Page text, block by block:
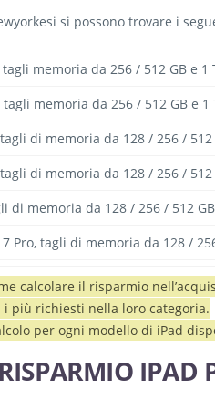
si possono trovare i
memoria da 256 / 512 GB e 1
memoria da 256 / 512 GB e 1
di memoria da 128 / 256 / 512
di memoria da 128 / 256 / 512
di memoria da 128 / 256 / 512
Pro, tagli di memoria da 128 /
calcolare il risparmio
i più richiesti nella loro categoria.
per ogni modello di iPad
IPAD